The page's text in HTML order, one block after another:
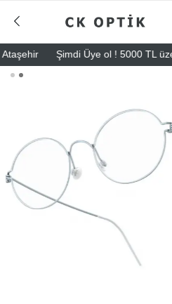
Şimdi Üye ol ! 5000 TL üzeri